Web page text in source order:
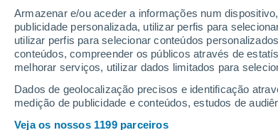
Armazenar e/ou aceder a informações num
publicidade personalizada, utilizar perfis para
utilizar perfis para selecionar conteúdos
conteúdos, compreender os públicos através de
melhorar serviços, utilizar dados limitados para
Dados de geolocalização precisos e identificação
medição de publicidade e conteúdos, estudos de
Veja os nossos 1199 parceiros
Elevadores
Webcams em Nassfeld -